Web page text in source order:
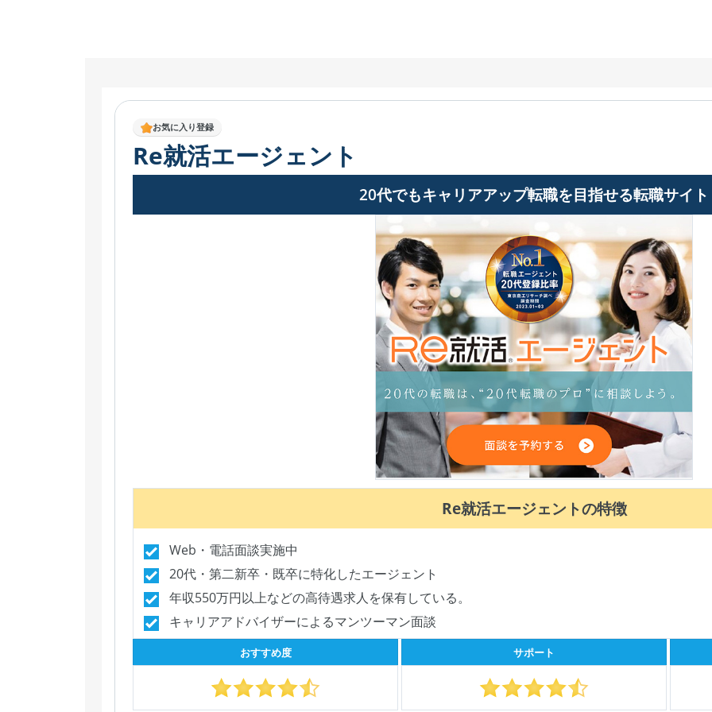
お気に入り登録
Re就活エージェント
20代でもキャリアアップ転職を目指せる転職サイト
Re就活エージェントの特徴
Web・電話面談実施中
20代・第二新卒・既卒に特化したエージェント
年収550万円以上などの高待遇求人を保有している。
キャリアアドバイザーによるマンツーマン面談
おすすめ度 サポート